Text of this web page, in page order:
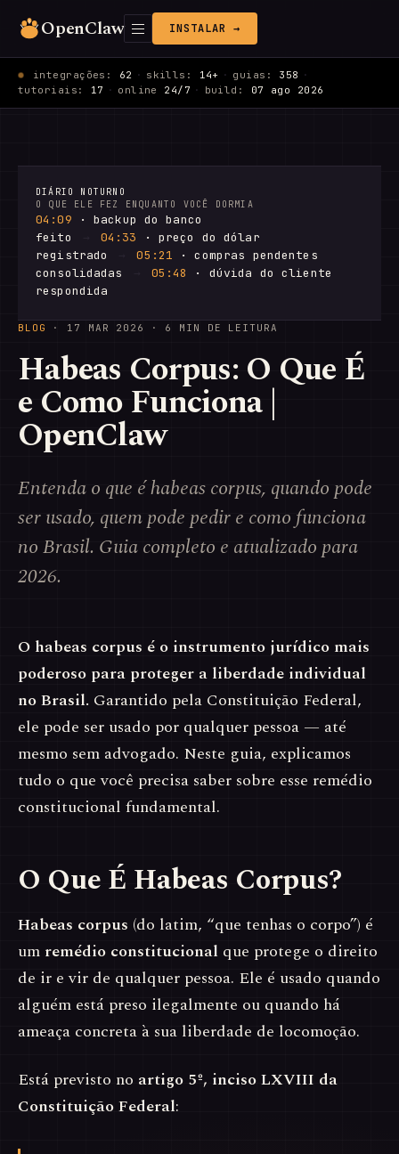
OpenClaw INSTALAR →
integrações: 62 · skills: 14+ · guias: 358 ·
tutoriais: 17 · online 24/7 · build: 07 ago 2026
DIÁRIO NOTURNO
O QUE ELE FEZ ENQUANTO VOCÊ DORMIA
04:09 · backup do banco
feito
04:33 · preço do dólar
registrado
05:21 · compras pendentes
consolidadas
05:48
· dúvida do cliente
respondida
BLOG · 17 MAR 2026 · 6 MIN DE LEITURA
Habeas Corpus: O Que É
e Como Funciona |
OpenClaw
Entenda o que é habeas corpus, quando pode
ser usado, quem pode pedir e como funciona
no Brasil. Guia completo e atualizado para
2026.
O habeas corpus é o instrumento jurídico mais
poderoso para proteger a liberdade individual
no Brasil. Garantido pela Constituição Federal,
ele pode ser usado por qualquer pessoa — até
mesmo sem advogado. Neste guia, explicamos
tudo o que você precisa saber sobre esse remédio
constitucional fundamental.
O Que É Habeas Corpus?
Habeas corpus (do latim, “que tenhas o corpo”) é
um remédio constitucional que protege o direito
de ir e vir de qualquer pessoa. Ele é usado quando
alguém está preso ilegalmente ou quando há
ameaça concreta à sua liberdade de locomoção.
Está previsto no artigo 5º, inciso LXVIII da
Constituição Federal: